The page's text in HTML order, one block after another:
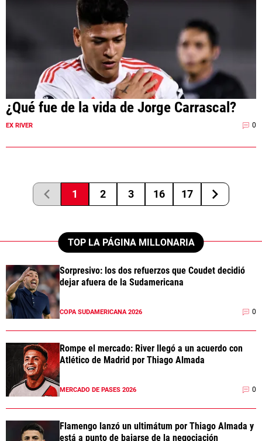
¿Qué fue de la vida de Jorge Carrascal?
EX RIVER 0
1 2 3 16 17
TOP LA PÁGINA MILLONARIA
Sorpresivo: los dos refuerzos que Coudet decidió
dejar afuera de la Sudamericana
COPA SUDAMERICANA 2026 0
Rompe el mercado: River llegó a un acuerdo con
Atlético de Madrid por Thiago Almada
MERCADO DE PASES 2026 0
Flamengo lanzó un ultimátum por Thiago Almada y
está a punto de bajarse de la negociación